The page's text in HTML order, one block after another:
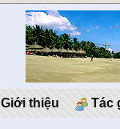
Giới thiệu Tác